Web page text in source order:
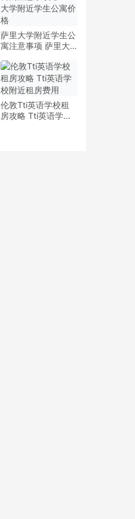
萨里大学附近学生公
寓注意事项 萨里大
伦敦Tti英语学校租
房攻略 Tti英语学校